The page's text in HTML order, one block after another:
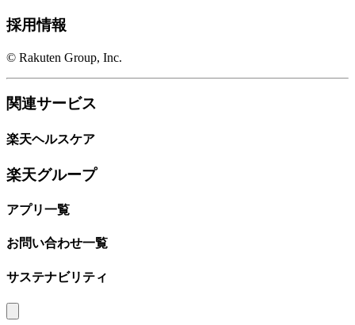
採用情報
© Rakuten Group, Inc.
関連サービス
楽天ヘルスケア
楽天グループ
アプリ一覧
お問い合わせ一覧
サステナビリティ